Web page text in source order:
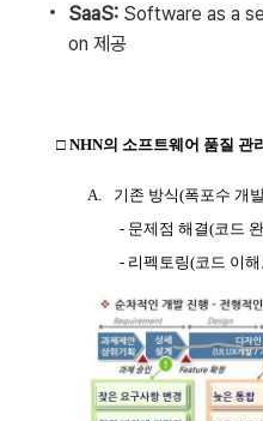
SaaS: Software as a
on 제공
□ NHN의 소프트웨어 품질 관리
A. 기존 방식(폭포수 개
- 문제점 해결(코드
- 리펙토링(코드 이